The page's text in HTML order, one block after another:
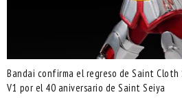
Bandai confirma el regreso de Saint Cloth
V1 por el 40 aniversario de Saint Seiya